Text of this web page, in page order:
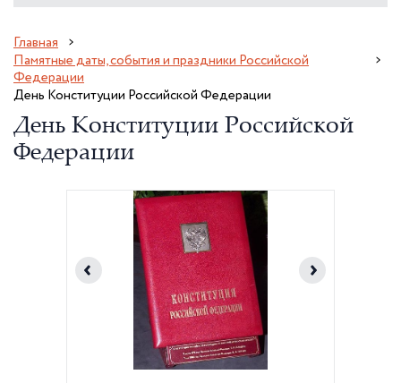
Главная
Памятные даты, события и праздники Российской
Федерации
День Конституции Российской Федерации
День Конституции Российской
Федерации